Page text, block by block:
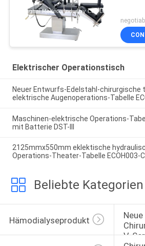
Elektrischer Operationstisch
Neuer Entwurfs-Edelstahl-chirurgische
elektrische Augenoperations-Tabelle
Maschinen-elektrische Operations-
mit Batterie DST-III
2125mmx550mm eklektische
Operations-Theater-Tabelle ECOH003-C
Beliebte Kategorien
Hämodialyseprodukte
Neue
V-